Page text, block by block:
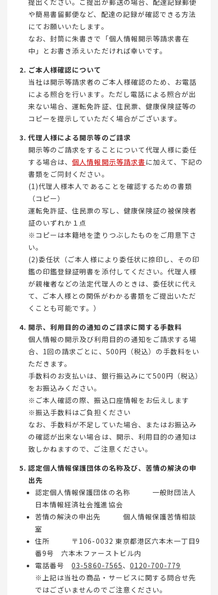
や簡易書留郵便など、配達の記録が確認できる方法
にてお願いいたします。
なお、封筒に朱書きで「個人情報開示等請求書在
中」とお書き添えいただければ幸いです。
ご本人様確認について
当社は開示等請求者のご本人様確認のため、お電話
による照合を行います。ただし電話による照合が出
来ない場合、運転免許証、住民票、健康保険証等の
コピーを提示していただく場合がございます。
代理人様による開示等のご請求
開示等のご請求をすることについて代理人様に委任
する場合は、個人情報開示等請求書 に加えて、下記の
書類をご同封ください。
(1)代理人様本人であることを確認するための書類
（コピー）
運転免許証、住民票の写し、健康保険証の被保険者
証のいずれか１点
※コピーは本籍地を塗りつぶしたものをご用意下さ
い。
(2)委任状（ご本人様により委任状に捺印し、その印
鑑の印鑑登録証明書を添付してください。代理人様
が親権者などの法定代理人のときは、委任状に代え
て、ご本人様との関係がわかる書類をご提出いただ
くことも可能です。）
開示、利用目的の通知のご請求に関する手数料
個人情報の開示及び利用目的の通知をご請求する場
合、1回の請求ごとに、500円（税込）の手数料をい
ただきます。
手数料のお支払いは、銀行振込みにて500円（税込）
をお振込みください。
※ご本人確認の際、振込口座情報をお伝えします
※振込手数料はご負担ください
なお、手数料が不足していた場合、またはお振込み
の確認が出来ない場合は、開示、利用目的の通知は
致しかねますので、ご注意ください。
認定個人情報保護団体の名称及び、苦情の解決の申
出先
認定個人情報保護団体の名称 一般財団法人
日本情報経済社会推進協会
苦情の解決の申出先 個人情報保護苦情相談
室
住所 〒106-0032 東京都港区六本木一丁目9
番9号 六本木ファーストビル内
電話番号03-5860-7565、 0120-700-779
※上記は当社の商品・サービスに関する問合せ先
ではございませんのでご注意ください。